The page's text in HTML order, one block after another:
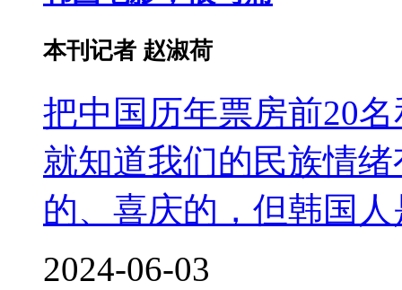
本刊记者 赵淑荷
把中国历年票房前20
就知道我们的民族情
的、喜庆的，但韩国
2024-06-03